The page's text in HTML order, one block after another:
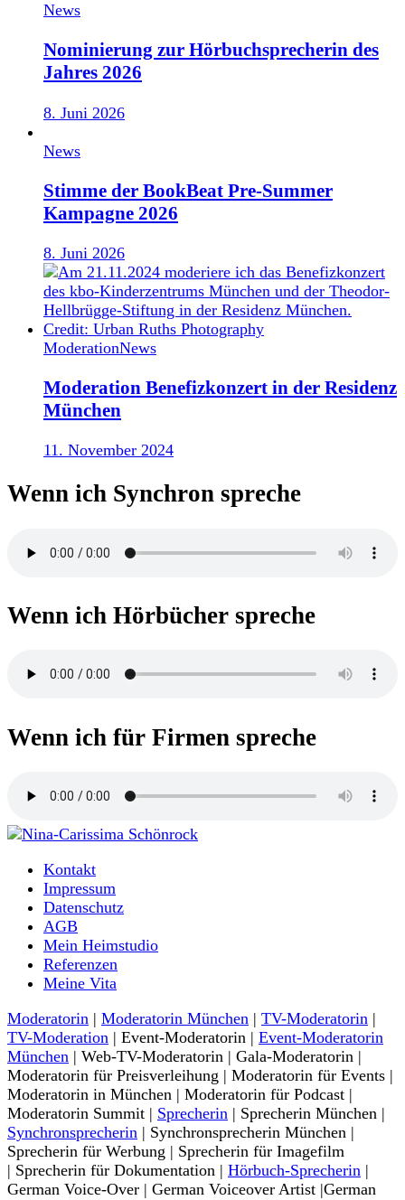
News
Nominierung zur Hörbuchsprecherin des
Jahres 2026
8. Juni 2026
News
Stimme der BookBeat Pre-Summer
Kampagne 2026
8. Juni 2026
ModerationNews
Moderation Benefizkonzert in der Residenz
München
11. November 2024
Wenn ich Synchron spreche
Wenn ich Hörbücher spreche
Wenn ich für Firmen spreche
Nina-Carissima Schönrock
Moderatorin und Sprecherin
Kontakt
Impressum
Datenschutz
AGB
Mein Heimstudio
Referenzen
Meine Vita
Moderatorin | Moderatorin München | TV-Moderatorin |
TV-Moderation | Event-Moderatorin | Event-Moderatorin
München | Web-TV-Moderatorin | Gala-Moderatorin |
Moderatorin für Preisverleihung | Moderatorin für Events |
Moderatorin in München | Moderatorin für Podcast |
Moderatorin Summit | Sprecherin | Sprecherin München |
Synchronsprecherin | Synchronsprecherin München |
Sprecherin für Werbung | Sprecherin für Imagefilm
| Sprecherin für Dokumentation | Hörbuch-Sprecherin |
German Voice-Over | German Voiceover Artist |German